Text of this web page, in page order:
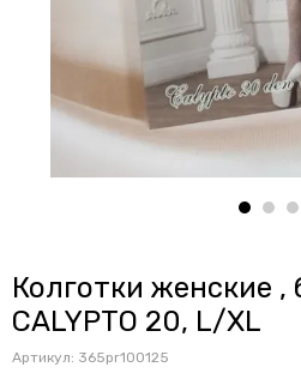
Колготки женские ,
CALYPTO 20, L/XL
Артикул: 365pr100125